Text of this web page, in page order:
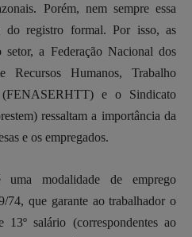
Porém, nem sempre essa
do registro formal. Por isso, as
setor, a Federação Nacional dos
Recursos Humanos, Trabalho
e o Sindicato
ressaltam a importância da
e os empregados.
modalidade de emprego
74, que garante ao trabalhador o
salário (correspondentes ao